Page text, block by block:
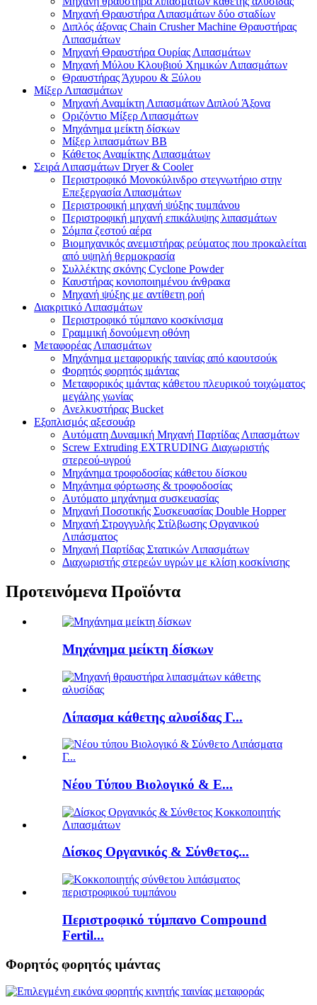
Μηχανή Θραυστήρα Λιπασμάτων δύο σταδίων
Διπλός άξονας Chain Crusher Machine Θραυστήρας
Λιπασμάτων
Μηχανή Θραυστήρα Ουρίας Λιπασμάτων
Μηχανή Μύλου Κλουβιού Χημικών Λιπασμάτων
Θραυστήρας Άχυρου & Ξύλου
Μίξερ Λιπασμάτων
Μηχανή Αναμίκτη Λιπασμάτων Διπλού Άξονα
Οριζόντιο Μίξερ Λιπασμάτων
Μηχάνημα μείκτη δίσκων
Μίξερ λιπασμάτων BB
Κάθετος Αναμίκτης Λιπασμάτων
Σειρά Λιπασμάτων Dryer & Cooler
Περιστροφικό Μονοκύλινδρο στεγνωτήριο στην
Επεξεργασία Λιπασμάτων
Περιστροφική μηχανή ψύξης τυμπάνου
Περιστροφική μηχανή επικάλυψης λιπασμάτων
Σόμπα ζεστού αέρα
Βιομηχανικός ανεμιστήρας ρεύματος που προκαλείται
από υψηλή θερμοκρασία
Συλλέκτης σκόνης Cyclone Powder
Καυστήρας κονιοποιημένου άνθρακα
Μηχανή ψύξης με αντίθετη ροή
Διακριτικό Λιπασμάτων
Περιστροφικό τύμπανο κοσκίνισμα
Γραμμική δονούμενη οθόνη
Μεταφορέας Λιπασμάτων
Μηχάνημα μεταφορικής ταινίας από καουτσούκ
Φορητός φορητός ιμάντας
Μεταφορικός ιμάντας κάθετου πλευρικού τοιχώματος
μεγάλης γωνίας
Ανελκυστήρας Bucket
Εξοπλισμός αξεσουάρ
Αυτόματη Δυναμική Μηχανή Παρτίδας Λιπασμάτων
Screw Extruding EXTRUDING Διαχωριστής
στερεού-υγρού
Μηχάνημα τροφοδοσίας κάθετου δίσκου
Μηχάνημα φόρτωσης & τροφοδοσίας
Αυτόματο μηχάνημα συσκευασίας
Μηχανή Ποσοτικής Συσκευασίας Double Hopper
Μηχανή Στρογγυλής Στίλβωσης Οργανικού
Λιπάσματος
Μηχανή Παρτίδας Στατικών Λιπασμάτων
Διαχωριστής στερεών υγρών με κλίση κοσκίνισης
Προτεινόμενα Προϊόντα
Μηχάνημα μείκτη δίσκων
Λίπασμα κάθετης αλυσίδας Γ...
Νέου Τύπου Βιολογικό & Ε...
Δίσκος Οργανικός & Σύνθετος...
Περιστροφικό τύμπανο Compound
Fertil...
Φορητός φορητός ιμάντας